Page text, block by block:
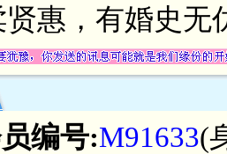
惠，有婚史无
编号:M91633(